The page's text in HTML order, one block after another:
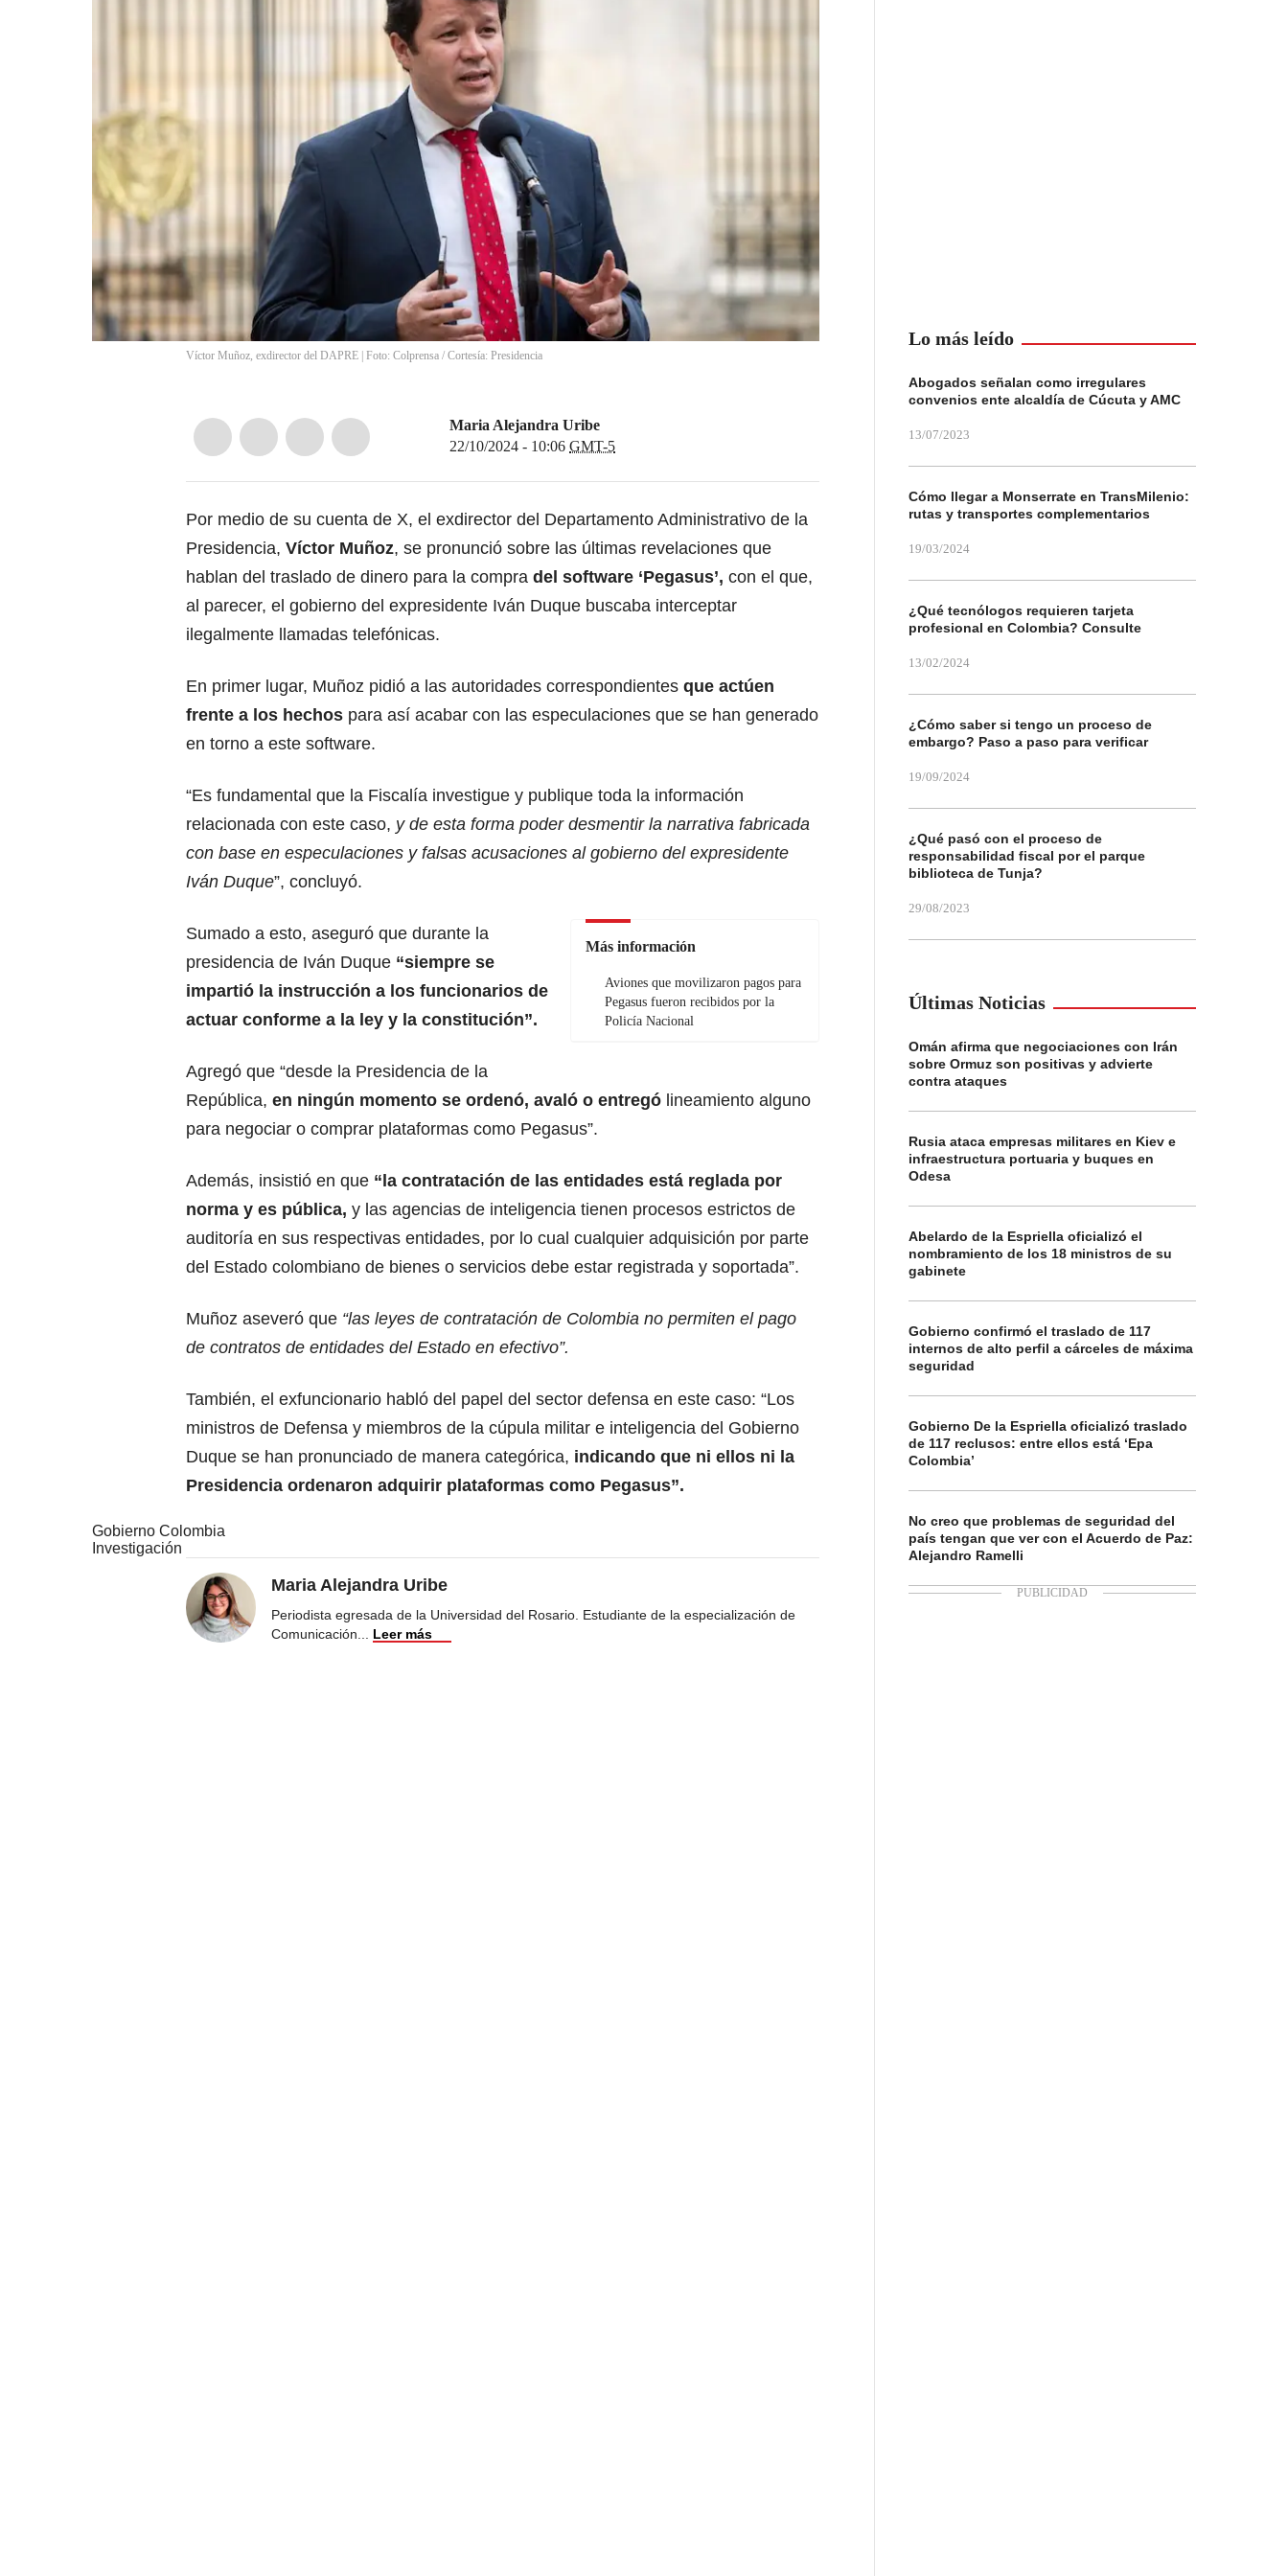
Víctor Muñoz, exdirector del DAPRE | Foto: Colprensa / Cortesía: Presidencia
Maria Alejandra Uribe
22/10/2024 - 10:06 GMT-5
Por medio de su cuenta de X, el exdirector del Departamento Administrativo de la
Presidencia, Víctor Muñoz, se pronunció sobre las últimas revelaciones que
hablan del traslado de dinero para la compra del software ‘Pegasus’, con el que,
al parecer, el gobierno del expresidente Iván Duque buscaba interceptar
ilegalmente llamadas telefónicas.
En primer lugar, Muñoz pidió a las autoridades correspondientes que actúen
frente a los hechos para así acabar con las especulaciones que se han generado
en torno a este software.
“Es fundamental que la Fiscalía investigue y publique toda la información
relacionada con este caso, y de esta forma poder desmentir la narrativa fabricada
con base en especulaciones y falsas acusaciones al gobierno del expresidente
Iván Duque”, concluyó.
Más información
Aviones que movilizaron pagos para
Pegasus fueron recibidos por la
Policía Nacional
Sumado a esto, aseguró que durante la
presidencia de Iván Duque “siempre se
impartió la instrucción a los funcionarios de
actuar conforme a la ley y la constitución”.
Agregó que “desde la Presidencia de la
República, en ningún momento se ordenó, avaló o entregó lineamiento alguno
para negociar o comprar plataformas como Pegasus”.
Además, insistió en que “la contratación de las entidades está reglada por
norma y es pública, y las agencias de inteligencia tienen procesos estrictos de
auditoría en sus respectivas entidades, por lo cual cualquier adquisición por parte
del Estado colombiano de bienes o servicios debe estar registrada y soportada”.
Muñoz aseveró que “las leyes de contratación de Colombia no permiten el pago
de contratos de entidades del Estado en efectivo”.
También, el exfuncionario habló del papel del sector defensa en este caso: “Los
ministros de Defensa y miembros de la cúpula militar e inteligencia del Gobierno
Duque se han pronunciado de manera categórica, indicando que ni ellos ni la
Presidencia ordenaron adquirir plataformas como Pegasus”.
Gobierno Colombia
Investigación
Maria Alejandra Uribe
Periodista egresada de la Universidad del Rosario. Estudiante de la especialización de
Comunicación
Leer más
Lo más leído
Abogados señalan como irregulares
convenios ente alcaldía de Cúcuta y AMC
13/07/2023
Cómo llegar a Monserrate en TransMilenio:
rutas y transportes complementarios
19/03/2024
¿Qué tecnólogos requieren tarjeta
profesional en Colombia? Consulte
13/02/2024
¿Cómo saber si tengo un proceso de
embargo? Paso a paso para verificar
19/09/2024
¿Qué pasó con el proceso de
responsabilidad fiscal por el parque
biblioteca de Tunja?
29/08/2023
Últimas Noticias
Omán afirma que negociaciones con Irán
sobre Ormuz son positivas y advierte
contra ataques
Rusia ataca empresas militares en Kiev e
infraestructura portuaria y buques en
Odesa
Abelardo de la Espriella oficializó el
nombramiento de los 18 ministros de su
gabinete
Gobierno confirmó el traslado de 117
internos de alto perfil a cárceles de máxima
seguridad
Gobierno De la Espriella oficializó traslado
de 117 reclusos: entre ellos está ‘Epa
Colombia’
No creo que problemas de seguridad del
país tengan que ver con el Acuerdo de Paz:
Alejandro Ramelli